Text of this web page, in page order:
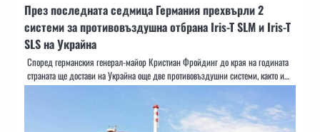
През последната седмица Германия прехвърли 2
системи за противовъздушна отбрана Iris-T SLM и Iris-T
SLS на Украйна
Според германския генерал-майор Кристиан Фройдинг до края на годината
страната ще достави на Украйна още две противовъздушни системи, както и…